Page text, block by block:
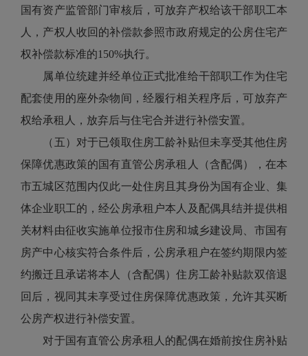
国有资产监管部门审核后，可放弃产权给该干部职工本
人，产权人收回的补偿款参照市政府规定的公房住宅产
权补偿款标准的150%执行。
属单位统建并经单位正式批准给干部职工作为住宅
配套使用的座外杂物间，经履行相关程序后，可放弃产
权给承租人，放弃后与住宅合并进行补偿安置。
（五）对于已领取住房工龄补贴但未享受其他住房
保障优惠政策的国有直管公房承租人（含配偶），在本
市五城区范围内仅此一处住房且其身份为国有企业、集
体企业职工的，经公房承租户本人及配偶具结并提供相
关材料由征收实施单位报市住房和城乡建设局、市国有
房产中心核实符合条件后，公房承租户在签约期限内签
约搬迁且承诺将本人（含配偶）住房工龄补贴款双倍退
回后，视同其未享受过住房保障优惠政策，允许其买断
公房产权进行补偿安置。
对于国有直管公房承租人的配偶在婚前按住房补贴